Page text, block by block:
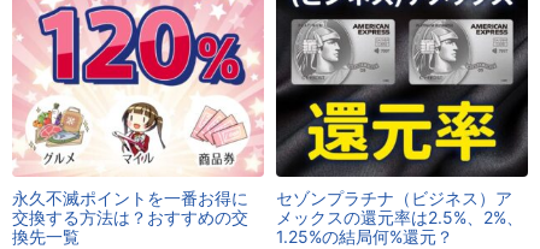
永久不滅ポイントを一番お得に
交換する方法は？おすすめの交
換先一覧
セゾンプラチナ（ビジネス）ア
メックスの還元率は2.5%、2%、
1.25%の結局何%還元？